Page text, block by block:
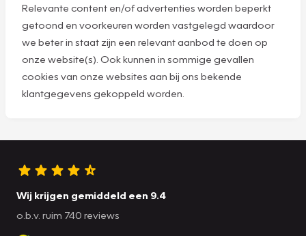
Relevante content en/of advertenties worden beperkt
getoond en voorkeuren worden vastgelegd waardoor
we beter in staat zijn een relevant aanbod te doen op
onze website(s). Ook kunnen in sommige gevallen
cookies van onze websites aan bij ons bekende
klantgegevens gekoppeld worden.
Wij krijgen gemiddeld een 9.4
o.b.v. ruim 740 reviews